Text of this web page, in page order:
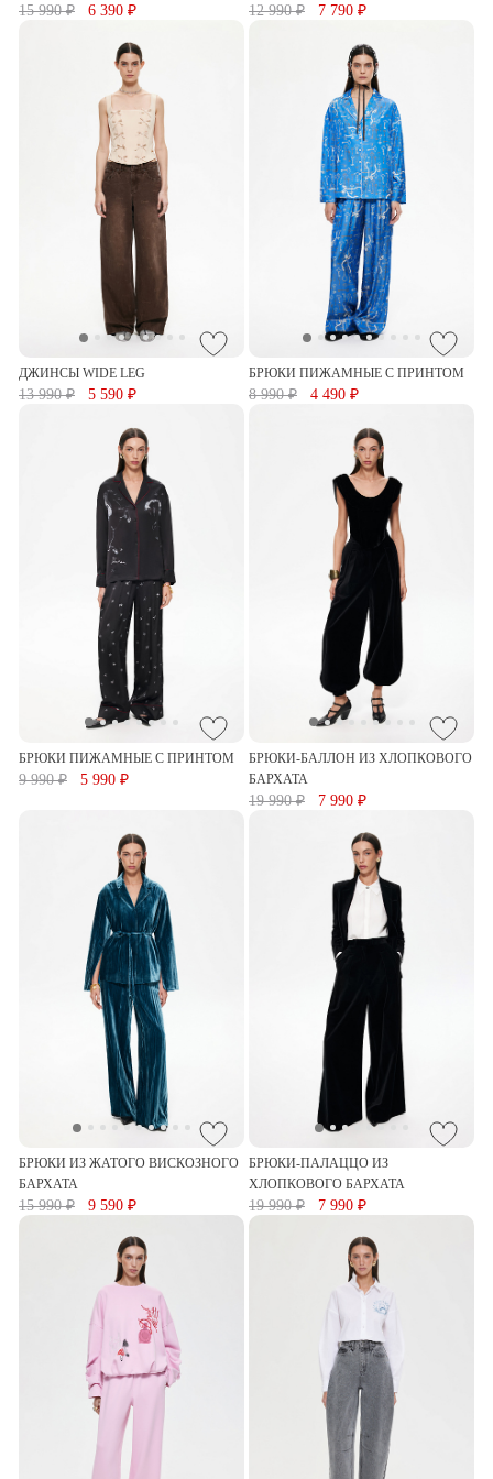
15 990 ₽ 6 390 ₽ 12 990 ₽ 7 790 ₽
ДЖИНСЫ WIDE LEG
13 990 ₽ 5 590 ₽
БРЮКИ ПИЖАМНЫЕ С ПРИНТОМ
8 990 ₽ 4 490 ₽
БРЮКИ ПИЖАМНЫЕ С ПРИНТОМ
9 990 ₽ 5 990 ₽
БРЮКИ-БАЛЛОН ИЗ ХЛОПКОВОГО
БАРХАТА
19 990 ₽ 7 990 ₽
БРЮКИ ИЗ ЖАТОГО ВИСКОЗНОГО
БАРХАТА
15 990 ₽ 9 590 ₽
БРЮКИ-ПАЛАЦЦО ИЗ
ХЛОПКОВОГО БАРХАТА
19 990 ₽ 7 990 ₽